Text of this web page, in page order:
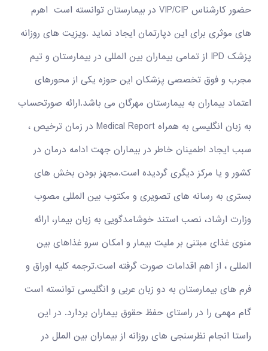
حضور کارشناس VIP/CIP در بیمارستان توانسته است اهرم
های موثری برای این دپارتمان ایجاد نماید .ویزیت های روزانه
پزشک IPD از تمامی بیماران بین المللی در بیمارستان و تیم
مجرب و فوق تخصصی پزشکان این حوزه یکی از محورهای
اعتماد بیماران به بیمارستان مهرگان می باشد.ارائه صورتحساب
به زبان انگلیسی به همراه Medical Report در زمان ترخیص ،
سبب ایجاد اطمینان خاطر در بیماران جهت ادامه درمان در
کشور و یا مرکز دیگری گردیده است.مجهز بودن بخش های
بستری به رسانه های تصویری و مکتوب بین المللی مصوب
وزارت ارشاد، نصب استند خوشامدگویی به زبان بیمار، ارائه
منوی غذای مبتنی بر ملیت بیمار و امکان سرو غذاهای بین
المللی ، از اهم اقدامات صورت گرفته است.ترجمه کلیه اوراق و
فرم های بیمارستان به دو زبان عربی و انگلیسی توانسته است
گام مهمی را در راستای حفظ حقوق بیماران بردارد. در این
راستا انجام نظرسنجی های روزانه از بیماران بین الملل در